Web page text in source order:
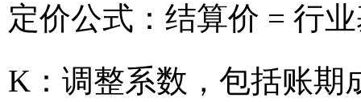
定价公式：结算价 = 行
K：调整系数，包括账期